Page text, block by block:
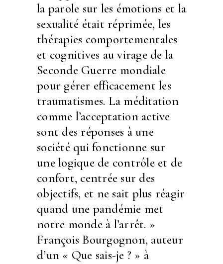
la parole sur les émotions et la
sexualité était réprimée, les
thérapies comportementales
et cognitives au virage de la
Seconde Guerre mondiale
pour gérer efficacement les
traumatismes. La méditation
comme l’acceptation active
sont des réponses à une
société qui fonctionne sur
une logique de contrôle et de
confort, centrée sur des
objectifs, et ne sait plus réagir
quand une pandémie met
notre monde à l’arrêt. »
François Bourgognon, auteur
d’un « Que sais-je ? » à